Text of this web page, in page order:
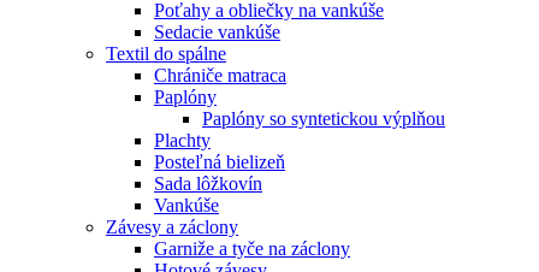
Poťahy a obliečky na vankúše
Sedacie vankúše
Textil do spálne
Chrániče matraca
Paplóny
Paplóny so syntetickou výplňou
Plachty
Posteľná bielizeň
Sada lôžkovín
Vankúše
Závesy a záclony
Garniže a tyče na záclony